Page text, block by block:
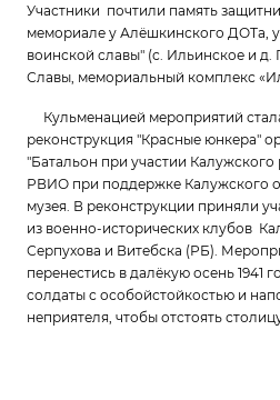
Участники почтили память
мемориале у Алёшкинского ДОТа,
воинской славы" (с. Ильинское и д.
Славы, мемориальный комплекс
Кульменацией мероприятий
реконструкция "Красные юнкера"
"Батальон при участии
РВИО при поддержке Калужского
музея. В реконструкции приняли
из военно-исторических клубов
Серпухова и Витебска (РБ).
перенестись в далёкую осень 1941
солдаты с особойстойкостью и
неприятеля, чтобы отстоять